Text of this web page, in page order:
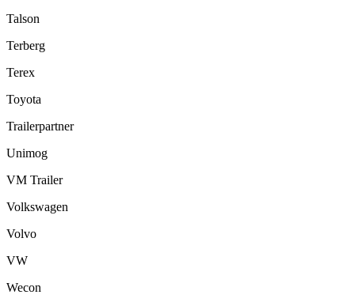
Talson
Terberg
Terex
Toyota
Trailerpartner
Unimog
VM Trailer
Volkswagen
Volvo
VW
Wecon